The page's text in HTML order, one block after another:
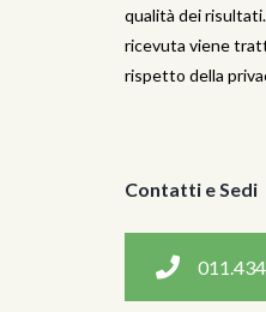
qualità dei
ricevuta viene
rispetto della
Contatti e Sedi